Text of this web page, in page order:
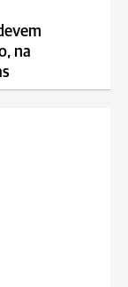
na